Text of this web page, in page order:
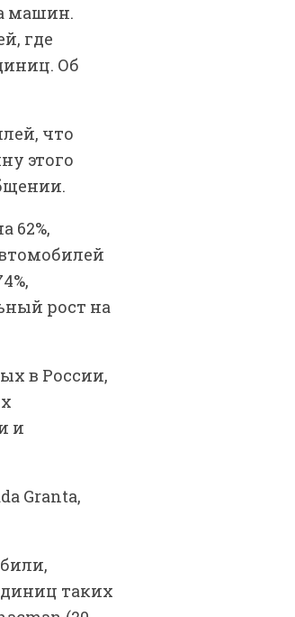
машин.
где
Об
что
этого
62%,
рост на
в России,
и
Granta,
таких